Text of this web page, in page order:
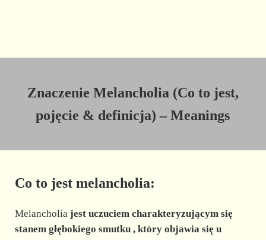
Znaczenie Melancholia (Co to jest,
pojęcie & definicja) – Meanings
Co to jest melancholia:
Melancholia jest uczuciem charakteryzującym się
stanem głębokiego smutku, który objawia się u